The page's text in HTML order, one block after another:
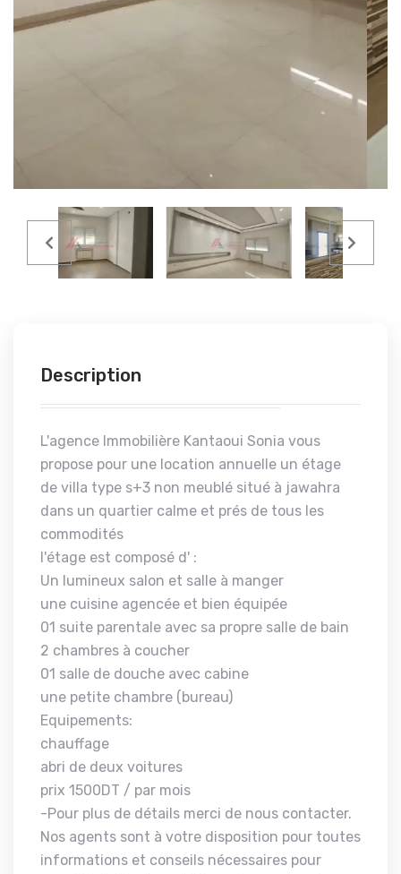
Description
L'agence Immobilière Kantaoui Sonia vous
propose pour une location annuelle un étage
de villa type s+3 non meublé situé à jawahra
dans un quartier calme et prés de tous les
commodités
l'étage est composé d' :
Un lumineux salon et salle à manger
une cuisine agencée et bien équipée
01 suite parentale avec sa propre salle de bain
2 chambres à coucher
01 salle de douche avec cabine
une petite chambre (bureau)
Equipements:
chauffage
abri de deux voitures
prix 1500DT / par mois
-Pour plus de détails merci de nous contacter.
Nos agents sont à votre disposition pour toutes
informations et conseils nécessaires pour